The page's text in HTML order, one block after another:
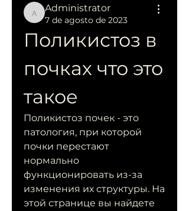
Administrator
Administrator
7 de agosto de 2023
Поликистоз в
почках что это
такое
Поликистоз почек - это
патология, при которой
почки перестают
нормально
функционировать из-за
изменения их структуры. На
этой странице вы найдете